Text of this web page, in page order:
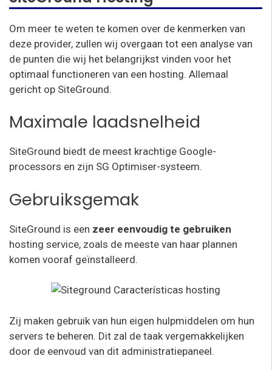
Om meer te weten te komen over de kenmerken van
deze provider, zullen wij overgaan tot een analyse van
de punten die wij het belangrijkst vinden voor het
optimaal functioneren van een hosting. Allemaal
gericht op SiteGround.
Maximale laadsnelheid
SiteGround biedt de meest krachtige Google-
processors en zijn SG Optimiser-systeem.
Gebruiksgemak
SiteGround is een zeer eenvoudig te gebruiken
hosting service, zoals de meeste van haar plannen
komen vooraf geïnstalleerd.
Zij maken gebruik van hun eigen hulpmiddelen om hun
servers te beheren. Dit zal de taak vergemakkelijken
door de eenvoud van dit administratiepaneel.